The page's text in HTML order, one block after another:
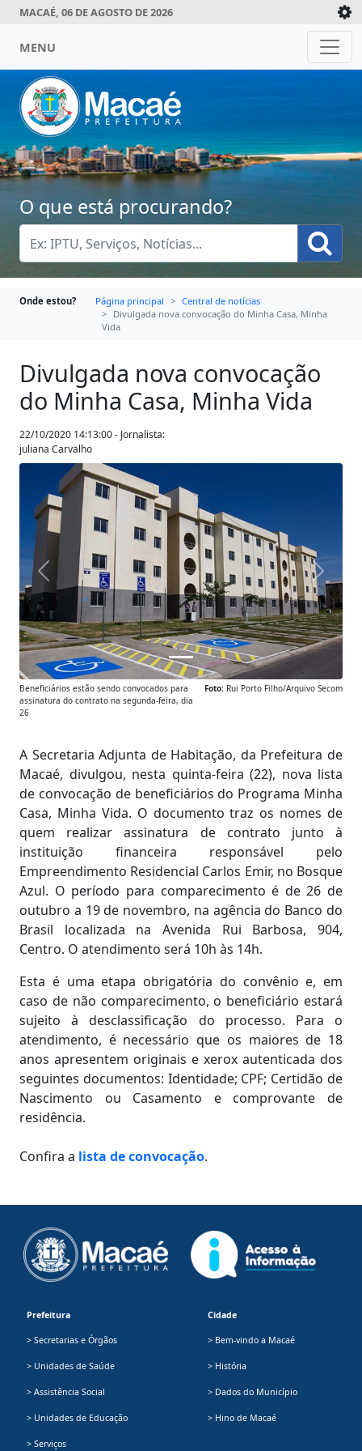
MACAÉ, 06 DE AGOSTO DE 2026
MENU
O que está procurando?
Onde estou? Página principal
Central de notícias
Divulgada nova convocação do Minha Casa, Minha
Vida
Divulgada nova convocação
do Minha Casa, Minha Vida
22/10/2020 14:13:00 - Jornalista:
juliana Carvalho
Anterior
Foto: Rui Porto Filho/Arquivo Secom
Beneficiários estão sendo convocados para
assinatura do contrato na segunda-feira, dia
26
A Secretaria Adjunta de Habitação, da Prefeitura de
Macaé, divulgou, nesta quinta-feira (22), nova lista
de convocação de beneficiários do Programa Minha
Casa, Minha Vida. O documento traz os nomes de
quem realizar assinatura de contrato junto à
instituição financeira responsável pelo
Empreendimento Residencial Carlos Emir, no Bosque
Azul. O período para comparecimento é de 26 de
outubro a 19 de novembro, na agência do Banco do
Brasil localizada na Avenida Rui Barbosa, 904,
Centro. O atendimento será 10h às 14h.
Esta é uma etapa obrigatória do convênio e, em
caso de não comparecimento, o beneficiário estará
sujeito à desclassificação do processo. Para o
atendimento, é necessário que os maiores de 18
anos apresentem originais e xerox autenticada dos
seguintes documentos: Identidade; CPF; Certidão de
Nascimento ou Casamento e comprovante de
residência.
Confira a lista de convocação.
Prefeitura
> Secretarias e Órgãos
> Unidades de Saúde
> Assistência Social
> Unidades de Educação
> Serviços
Cidade
> Bem-vindo a Macaé
> História
> Dados do Município
> Hino de Macaé